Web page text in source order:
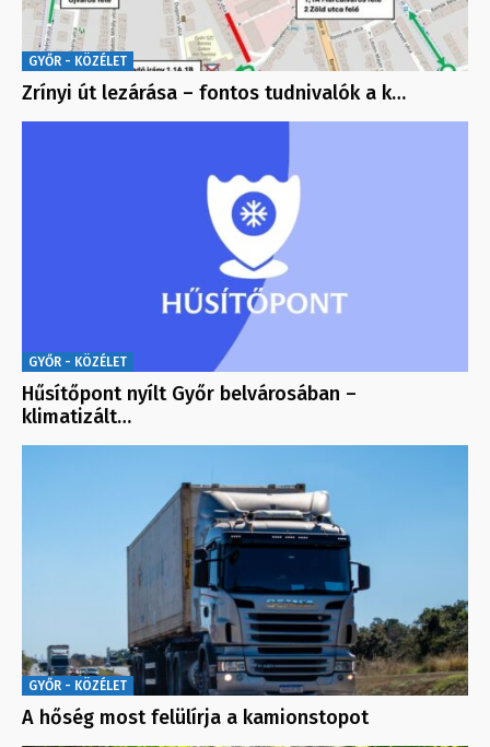
GYŐR - KÖZÉLET
Zrínyi út lezárása – fontos tudnivalók a k…
GYŐR - KÖZÉLET
Hűsítőpont nyílt Győr belvárosában –
klimatizált…
GYŐR - KÖZÉLET
A hőség most felülírja a kamionstopot